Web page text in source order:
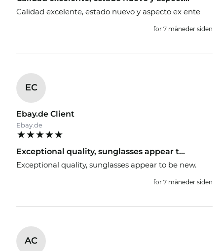
Calidad excelente, estado nuevo y aspecto ex ente
for 7 måneder siden
EC
Ebay.de Client
Ebay.de
Exceptional quality, sunglasses appear t...
Exceptional quality, sunglasses appear to be new.
for 7 måneder siden
AC